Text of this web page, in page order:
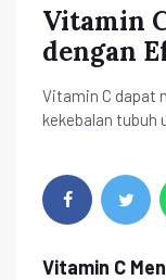
Vitamin
dengan
Vitamin C dapat
kekebalan tubuh
Vitamin C